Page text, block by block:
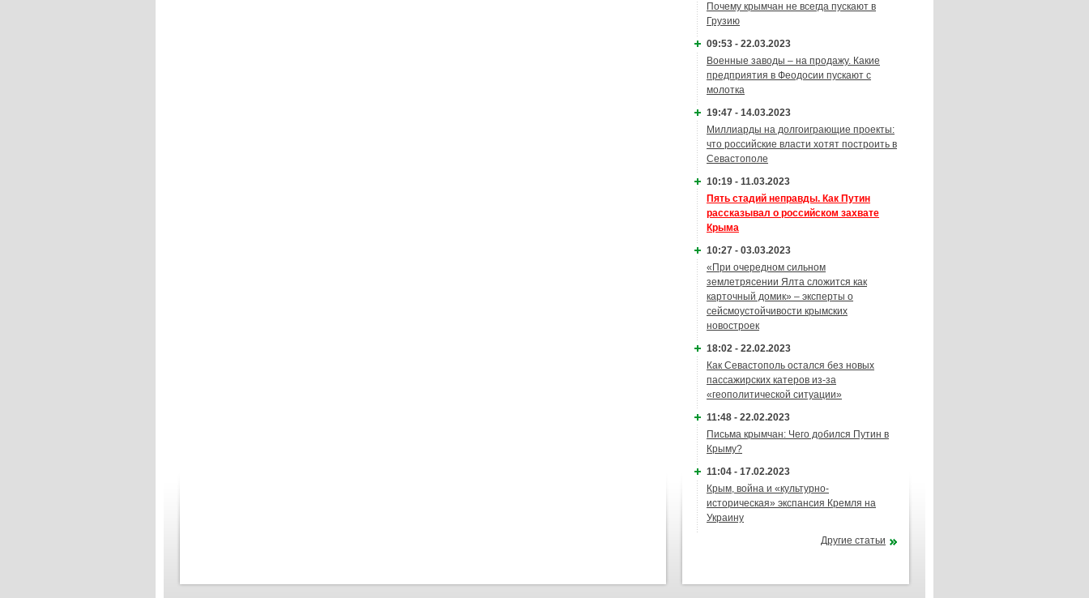
Почему крымчан не всегда пускают в
Грузию
09:53 - 22.03.2023
Военные заводы – на продажу. Какие
предприятия в Феодосии пускают с
молотка
19:47 - 14.03.2023
Миллиарды на долгоиграющие проекты:
что российские власти хотят построить в
Севастополе
10:19 - 11.03.2023
Пять стадий неправды. Как Путин
рассказывал о российском захвате
Крыма
10:27 - 03.03.2023
«При очередном сильном
землетрясении Ялта сложится как
карточный домик» – эксперты о
сейсмоустойчивости крымских
новостроек
18:02 - 22.02.2023
Как Севастополь остался без новых
пассажирских катеров из-за
«геополитической ситуации»
11:48 - 22.02.2023
Письма крымчан: Чего добился Путин в
Крыму?
11:04 - 17.02.2023
Крым, война и «культурно-
историческая» экспансия Кремля на
Украину
Другие статьи